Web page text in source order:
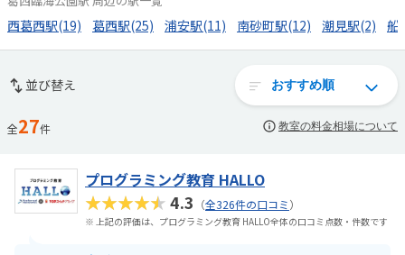
西葛西駅(19) 葛西駅(25) 浦安駅(11) 南砂町駅(12) 潮見駅(2) 船
並び替え
全27件 教室の料金相場について
プログラミング教育 HALLO
★★★★★4.3 （全326件の口コミ）
※ 上記の評価は、プログラミング教育 HALLO全体の口コミ点数・件数です